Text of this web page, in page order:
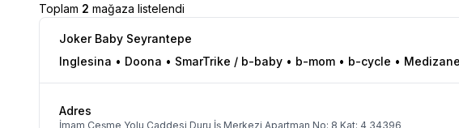
Toplam 2 mağaza listelendi
Joker Baby Seyrantepe
Inglesina • Doona • SmarTrike / b-baby • b-mom • b-cycle •
Adres
İmam Çeşme Yolu Caddesi Duru İş Merkezi Apartman No: 8 Kat: 4 34396